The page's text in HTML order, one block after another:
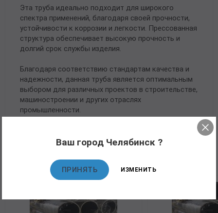
Эта труба идеально подходит для широкого
спектра применений, благодаря своей прочности,
устойчивости к коррозии и легкости. Прессованная
структура обеспечивает высокую прочность и
долгий срок службы изделия.
Благодаря соответствию стандартам качества и
надежности, данная труба является оптимальным
выбором для различных проектов в строительстве,
машиностроении и других отраслях
промышленности.
Рекомендуемые товары
Ваш город Челябинск ?
ПРИНЯТЬ ИЗМЕНИТЬ